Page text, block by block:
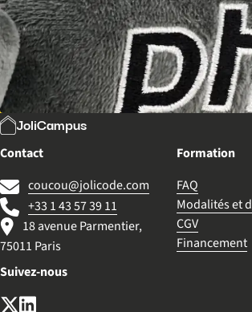
JoliCampus
Contact
coucou@jolicode.com
+33 1 43 57 39 11
18 avenue Parmentier,
75011 Paris
Formation
FAQ
Modalités et
CGV
Financement
Suivez-nous
X (anciennement Twitter)
LinkedIn